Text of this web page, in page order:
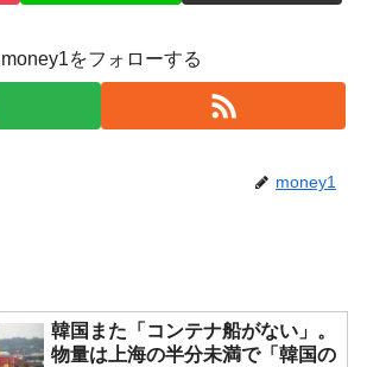
money1をフォローする
money1
韓国また「コンテナ船がない」。
物量は上海の半分未満で「韓国の